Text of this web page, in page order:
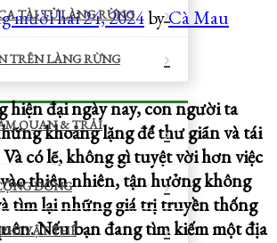
TÀI TỬ LÀNG RỪNG
TRÊN LÀNG RỪNG
QUAN & TRẢI
ĐỒNG
VẬT THỂ
mười hai 24, 2024byCà Mau
hiện đại ngày nay, con người ta
khoảng lặng để thư giãn và tái
có lẽ, không gì tuyệt vời hơn việc
thiên nhiên, tận hưởng không
tìm lại những giá trị truyền thống
Nếu bạn đang tìm kiếm một địa